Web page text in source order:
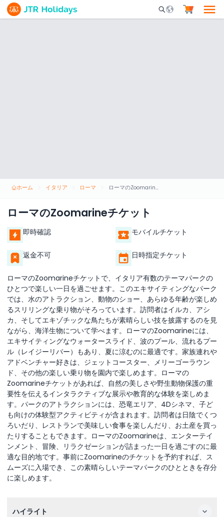
Mobile Search
ホーム イタリア ローマ ローマのZoomarineチケット
ローマのZoomarineチケット
即時確認 モバイルチケット
返金不可 日時指定チケット
ローマのZoomarineチケットで、イタリア有数のテーマパークの
ひとつで楽しい一日を過ごせます。このエキサイティングなパーク
では、水のアトラクション、動物のショー、あらゆる年齢が楽しめ
るスリリングな乗り物がそろっています。訪問者はイルカ、アシ
カ、そしてエキゾチックな鳥たちが素晴らしい技を披露するのを見
ながら、海洋生物について学べます。ローマのZoomarineには、
エキサイティングなウォータースライド、波のプール、流れるプー
ル（レイジーリバー）もあり、夏に涼むのに最適です。家族連れや
アドベンチャー好きは、ジェットコースター、メリーゴーラウン
ド、その他の楽しい乗り物を園内で楽しめます。ローマの
Zoomarineチケットがあれば、自然の美しさや野生動物保護の重
要性を伝えるインタラクティブな展示や教育的な体験を楽しめま
す。パークのアトラクションには、恐竜エリア、4Dシネマ、子ど
も向けの体験型アクティビティが含まれます。訪問者は日陰でくつ
ろいだり、レストランで美味しい食事を楽しんだり、お土産を買っ
たりすることもできます。ローマのZoomarineは、エンターテイ
ンメント、冒険、リラクゼーションが詰まった一日を過ごすのに最
適な目的地です。事前にZoomarineのチケットを予約すれば、ス
ムーズに入場でき、この素晴らしいテーマパークのひとときを存分
に楽しめます。
ハイライト